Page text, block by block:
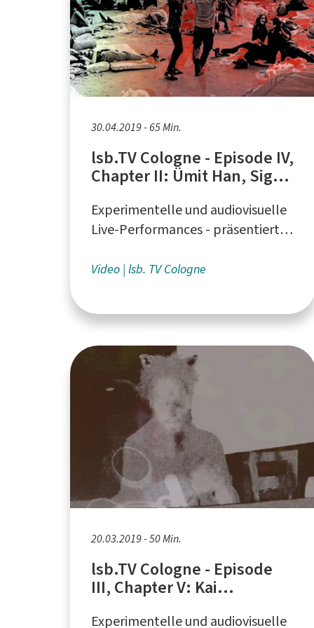
30.04.2019 - 65 Min.
lsb.TV Cologne - Episode IV,
Chapter II: Ümit Han, Sigg
Experimentelle und audiovisuelle
Live-Performances - präsentiert
Köln
Video lsb. TV Cologne
20.03.2019 - 50 Min.
lsb.TV Cologne - Episode
III, Chapter V: Kai
Experimentelle und audiovisuelle